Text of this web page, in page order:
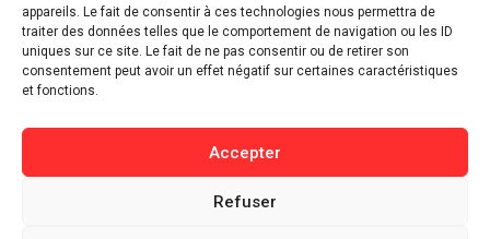
appareils. Le fait de consentir à ces technologies nous permettra de
traiter des données telles que le comportement de navigation ou les ID
uniques sur ce site. Le fait de ne pas consentir ou de retirer son
consentement peut avoir un effet négatif sur certaines caractéristiques
et fonctions.
Accepter
Refuser
⁠Tech & Innovation
Sport
Lifestyle